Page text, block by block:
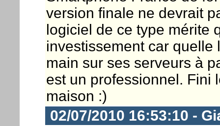
version finale ne devrait
logiciel de ce type mérite
investissement car
main sur ses serveurs à
est un professionnel. Fini
maison :)
02/07/2010 16:53:10 -